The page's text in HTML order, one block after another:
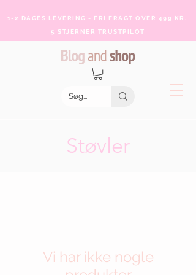
1-2 DAGES LEVERING - FRI FRAGT OVER 499 KR.
5 STJERNER TRUSTPILOT
Støvler
Vi har ikke nogle